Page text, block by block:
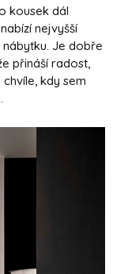
kousek dál
nejvyšší
Je dobře
přináší radost,
kdy sem